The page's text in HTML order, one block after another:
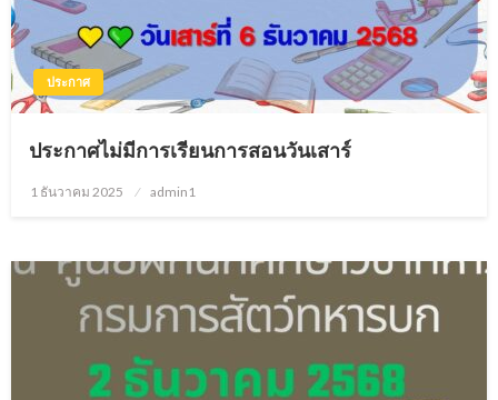
ประกาศ
ประกาศไม่มีการเรียนการสอนวันเสาร์
Posted
1 ธันวาคม 2025 admin1